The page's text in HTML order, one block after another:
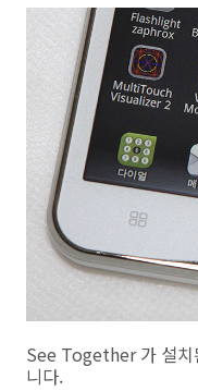
See Together 가 설치
니다.